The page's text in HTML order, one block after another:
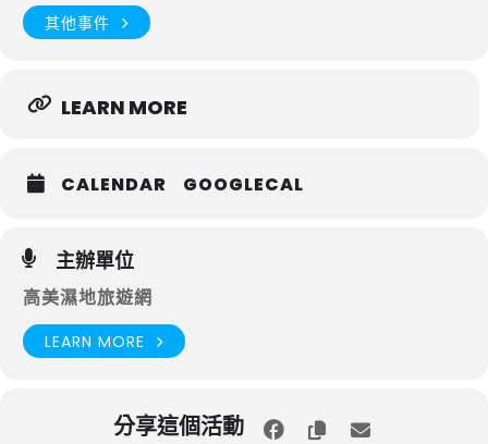
其他事件
LEARN MORE
CALENDAR GOOGLECAL
主辦單位
高美濕地旅遊網
LEARN MORE
分享這個活動